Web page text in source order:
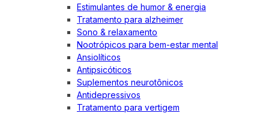
Estimulantes de humor & energia
Tratamento para alzheimer
Sono & relaxamento
Nootrópicos para bem-estar mental
Ansiolíticos
Antipsicóticos
Suplementos neurotônicos
Antidepressivos
Tratamento para vertigem